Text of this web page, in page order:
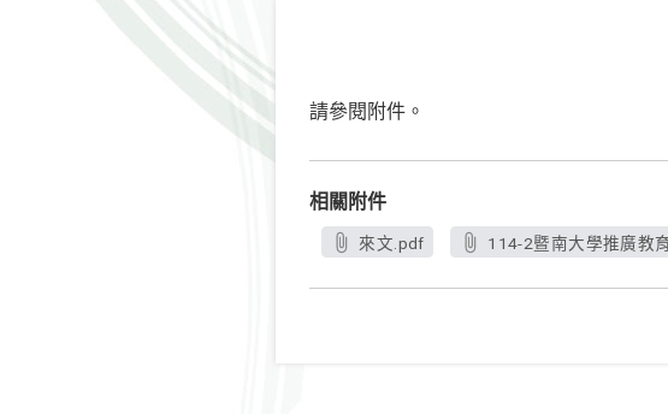
請參閱附件。
相關附件
來文.pdf 114-2暨南大學推廣教